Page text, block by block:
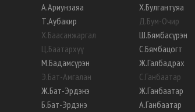
А.Ариунзаяа
Т.Аубакир
Х.Баасанжаргал
Ц.Баатархүү
М.Бадамсүрэн
Э.Бат-Амгалан
Ж.Бат-Эрдэнэ
Б.Бат-Эрдэнэ
Х.Булгантуяа
Д.Бум-Очир
Ш.Бямбасүрэн
С.Бямбацогт
Ж.Галбадрах
С.Ганбаатар
Ж.Ганбаатар
А.Ганбаатар